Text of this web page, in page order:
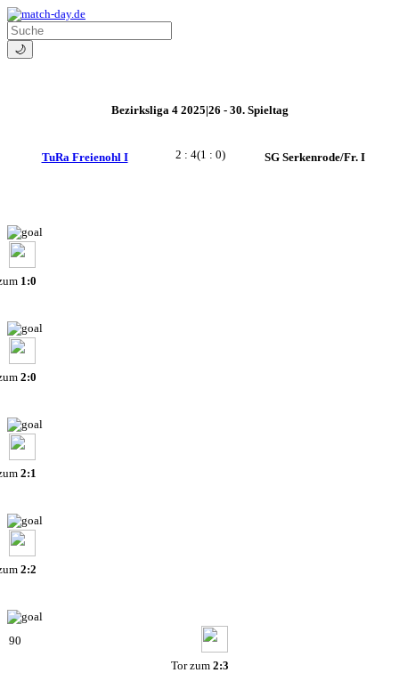
🌙
Bezirksliga 4 2025|26 - 30. Spieltag
TuRa Freienohl I 2 : 4(1 : 0) SG Serkenrode/Fr. I
1:0
2:0
2:1
2:2
90
Tor zum 2:3